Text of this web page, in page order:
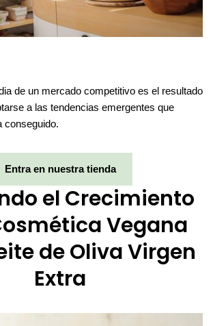
de un mercado competitivo es el resultado
a las tendencias emergentes que
conseguido.
Entra en nuestra tienda
el Crecimiento
Vegana
de Oliva Virgen
Extra